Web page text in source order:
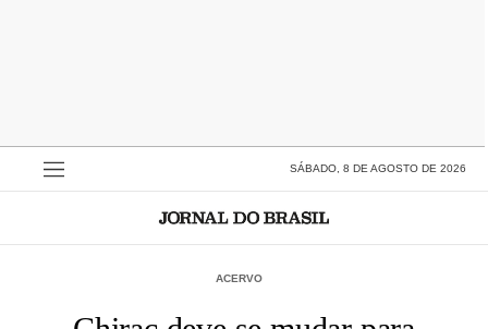
SÁBADO, 8 DE AGOSTO DE 2026
ACERVO